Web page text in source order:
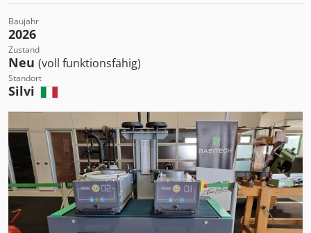
Baujahr
2026
Zustand
Neu (voll funktionsfähig)
Standort
Silvi